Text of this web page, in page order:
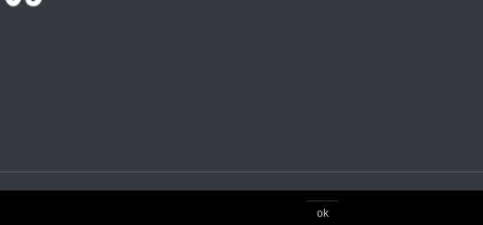
©2018 Tous droits réservés - MVQSERVICES.FR Conception, Réalisation &